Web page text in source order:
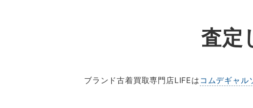
査定
ブランド古着買取専門店LIFEは コムデギャル